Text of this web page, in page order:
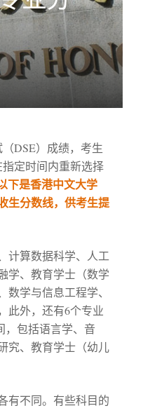
DSE）成绩，考生
定时间内重新选择
下是香港中文大学
生分数线，供考生提
计算数据科学、人工
学、教育学士（数学
学与信息工程学、
此外，还有6个专业
，包括语言学、音
究、教育学士（幼儿
有不同。有些科目的